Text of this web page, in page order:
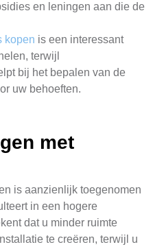
en leningen aan die de
kopen is een interessant
terwijl
bij het bepalen van de
uw behoeften.
met
is aanzienlijk toegenomen
in een hogere
dat u minder ruimte
te creëren, terwijl u